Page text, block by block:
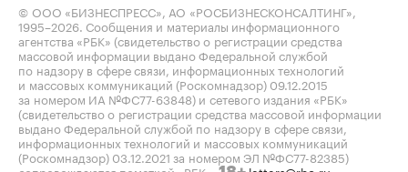
© ООО «БИЗНЕСПРЕСС», АО «РОСБИЗНЕСКОНСАЛТИНГ»,
1995–2026 . Сообщения и материалы информационного
агентства «РБК» (свидетельство о регистрации средства
массовой информации выдано Федеральной службой
по надзору в сфере связи, информационных технологий
и массовых коммуникаций (Роскомнадзор) 09.12.2015
за номером ИА №ФС77-63848) и сетевого издания «РБК»
(свидетельство о регистрации средства массовой информации
выдано Федеральной службой по надзору в сфере связи,
информационных технологий и массовых коммуникаций
(Роскомнадзор) 03.12.2021 за номером ЭЛ №ФС77-82385)